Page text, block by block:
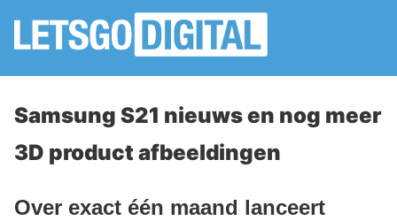
Samsung S21 nieuws en nog meer
3D product afbeeldingen
Over exact één maand lanceert